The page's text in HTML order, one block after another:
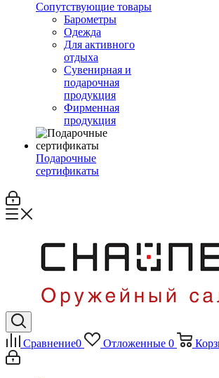
Сопутствующие товары
Барометры
Одежда
Для активного
отдыха
Сувенирная и
подарочная
продукция
Фирменная
продукция
Подарочные
сертификаты
Сравнение0 Отложенные 0